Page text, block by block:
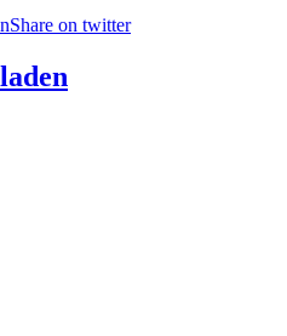
Share on twitter